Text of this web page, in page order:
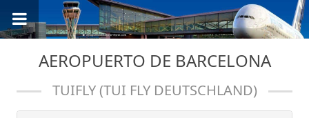
AEROPUERTO DE BARCELONA
TUIFLY (TUI FLY DEUTSCHLAND)